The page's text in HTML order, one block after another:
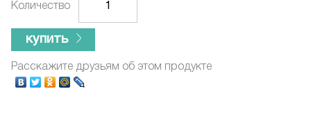
Количество
купить
Расскажите друзьям об этом продукте